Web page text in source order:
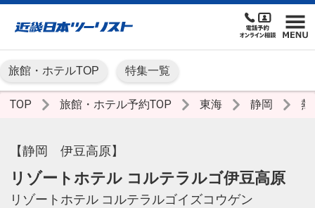
旅館・ホテルTOP 特集一覧
TOP 旅館・ホテル予約TOP 東海 静岡
【静岡 伊豆高原】
リゾートホテル コルテラルゴ伊豆高原
リゾートホテル コルテラルゴイズコウゲン